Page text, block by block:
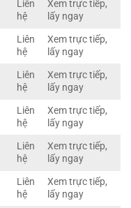
Liên
hệ
Xem trực tiếp,
lấy ngay
Liên
hệ
Xem trực tiếp,
lấy ngay
Liên
hệ
Xem trực tiếp,
lấy ngay
Liên
hệ
Xem trực tiếp,
lấy ngay
Liên
hệ
Xem trực tiếp,
lấy ngay
Liên
hệ
Xem trực tiếp,
lấy ngay